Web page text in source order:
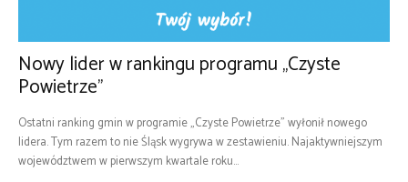
Nowy lider w rankingu programu „Czyste
Powietrze”
Ostatni ranking gmin w programie „Czyste Powietrze” wyłonił nowego
lidera. Tym razem to nie Śląsk wygrywa w zestawieniu. Najaktywniejszym
województwem w pierwszym kwartale roku...